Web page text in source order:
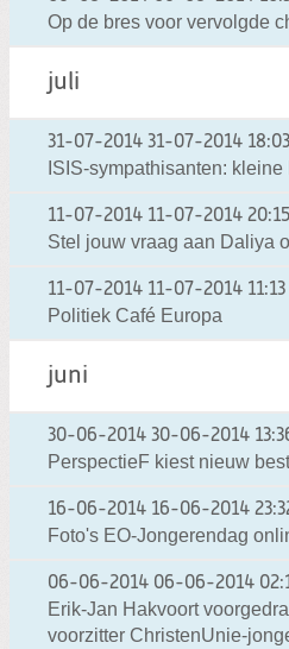
Op de bres voor vervolgde
juli
31-07-2014 31-07-2014 18:03
ISIS-sympathisanten:
11-07-2014 11-07-2014 20:15
Stel jouw vraag aan Daliya
11-07-2014 11-07-2014 11:13
Politiek Café Europa
juni
30-06-2014 30-06-2014
PerspectieF kiest nieuw
16-06-2014 16-06-2014
Foto's EO-Jongerendag
06-06-2014 06-06-2014
Erik-Jan Hakvoort
voorzitter ChristenUnie-